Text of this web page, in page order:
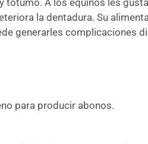
la dentadura. Su
generarles complicaciones
para producir abonos.